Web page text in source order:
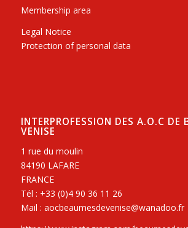
Membership area
Legal Notice
Protection of personal data
INTERPROFESSION DES A.O.C DE
VENISE
1 rue du moulin
84190 LAFARE
FRANCE
Tél : +33 (0)4 90 36 11 26
Mail : aocbeaumesdevenise@wanadoo.fr